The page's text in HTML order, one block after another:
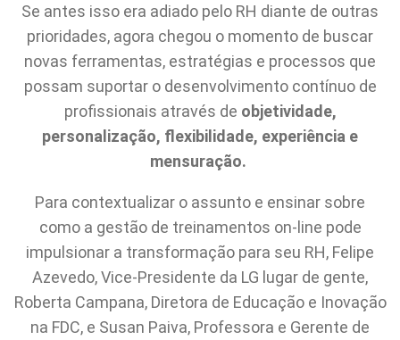
Se antes isso era adiado pelo RH diante de outras
prioridades, agora chegou o momento de buscar
novas ferramentas, estratégias e processos que
possam suportar o desenvolvimento contínuo de
profissionais através de objetividade,
personalização, flexibilidade, experiência e
mensuração.
Para contextualizar o assunto e ensinar sobre
como a gestão de treinamentos on-line pode
impulsionar a transformação para seu RH, Felipe
Azevedo, Vice-Presidente da LG lugar de gente,
Roberta Campana, Diretora de Educação e Inovação
na FDC, e Susan Paiva, Professora e Gerente de